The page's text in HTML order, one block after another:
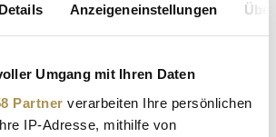
Details Anzeigeneinstellungen
Umgang mit Ihren Daten
Partner verarbeiten Ihre persönlichen
IP-Adresse, mithilfe von